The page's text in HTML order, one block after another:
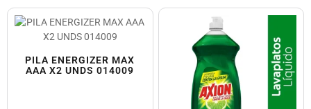
PILA ENERGIZER MAX
AAA X2 UNDS 014009